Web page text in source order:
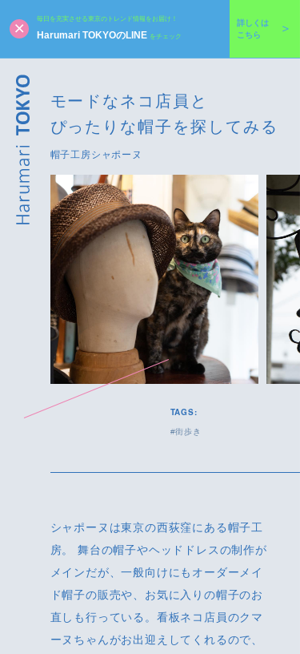
毎日を充実させる東京のトレンド情報をお届け！
Harumari TOKYOのLINE をチェック
詳しくは
こちら
モードなネコ店員と
ぴったりな帽子を探してみる
帽子工房シャポーヌ
TAGS:
街歩き
シャポーヌは東京の西荻窪にある帽子工
房。 舞台の帽子やヘッドドレスの制作が
メインだが、一般向けにもオーダーメイ
ド帽子の販売や、お気に入りの帽子のお
直しも行っている。看板ネコ店員のクマ
ーヌちゃんがお出迎えしてくれるので、